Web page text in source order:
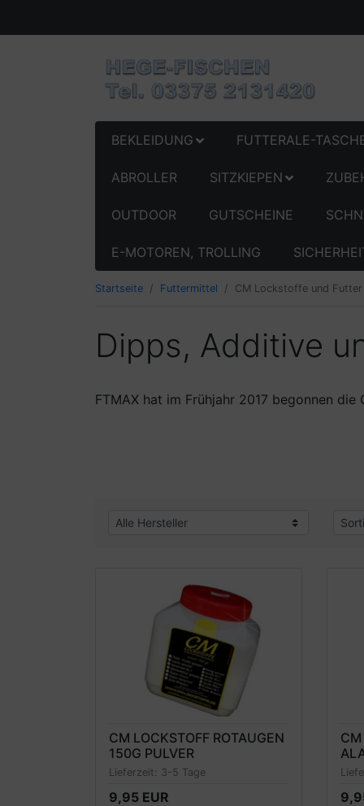
BEKLEIDUNG FUTTERALE-
ABROLLER SITZKIEPEN
OUTDOOR GUTSCHEINE
E-MOTOREN, TROLLING
Startseite Futtermittel CM Lockstoffe und Futter
Dipps, Additive
FTMAX hat im Frühjahr 2017 begonnen
CM LOCKSTOFF ROTAUGEN
150G PULVER
Lieferzeit: 3-5 Tage
9,95 EUR
CM